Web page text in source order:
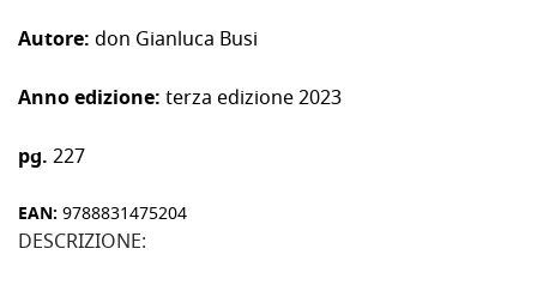
Autore:don Gianluca Busi
Anno edizione:terza edizione 2023
pg.227
EAN: 9788831475204
DESCRIZIONE: